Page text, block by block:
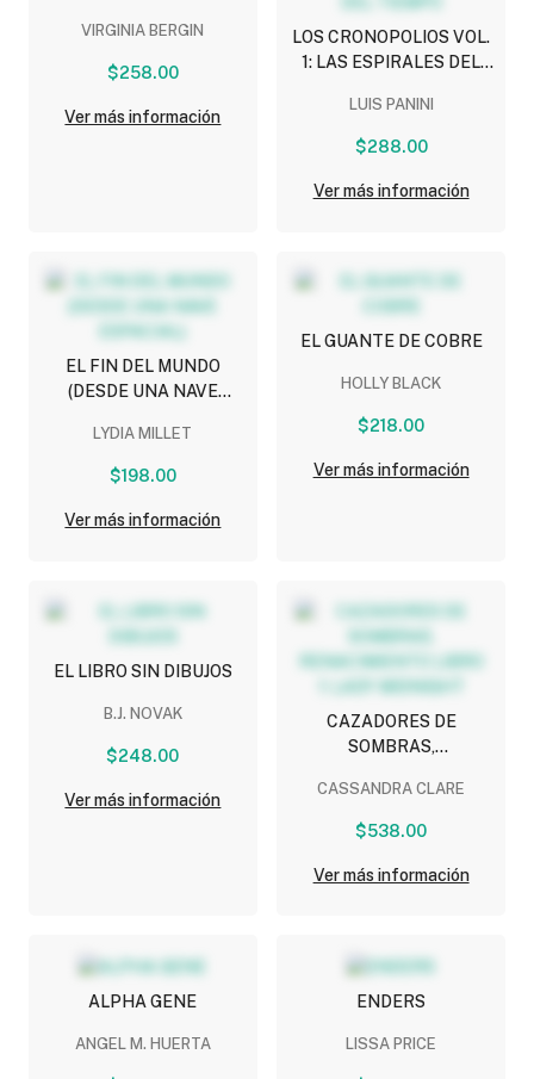
VIRGINIA BERGIN
$258.00
Ver más información
LOS CRONOPOLIOS VOL.
1: LAS ESPIRALES DEL
LUIS PANINI
$288.00
Ver más información
EL FIN DEL MUNDO
(DESDE UNA NAVE
LYDIA MILLET
$198.00
Ver más información
EL GUANTE DE COBRE
HOLLY BLACK
$218.00
Ver más información
EL LIBRO SIN DIBUJOS
B.J. NOVAK
$248.00
Ver más información
CAZADORES DE
SOMBRAS,
LADY MIDNIGHT
CASSANDRA CLARE
$538.00
Ver más información
ALPHA GENE
ANGEL M. HUERTA
ENDERS
LISSA PRICE